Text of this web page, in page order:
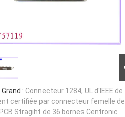
: Connecteur 1284, UL d'IEEE de
certifiée par connecteur femelle de
Stragiht de 36 bornes Centronic